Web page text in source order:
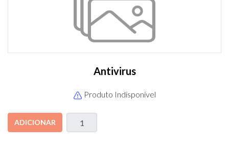
Antivirus
Produto Indisponível
ADICIONAR